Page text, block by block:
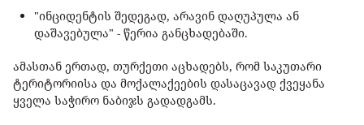
"ინციდენტის შედეგად, არავინ დაღუპულა ან
დაშავებულა" - წერია განცხადებაში.
ამასთან ერთად, თურქეთი აცხადებს, რომ საკუთარი
ტერიტორიისა და მოქალაქეების დასაცავად ქვეყანა
ყველა საჭირო ნაბიჯს გადადგამს.